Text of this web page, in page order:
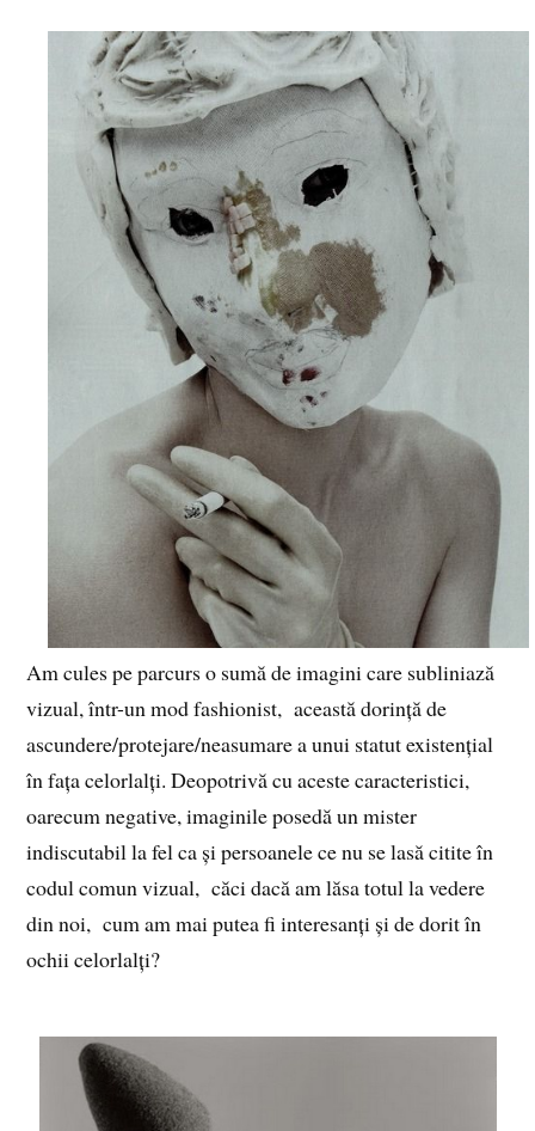
Am cules pe parcurs o sumă de imagini care subliniază
vizual, într-un mod fashionist, această dorință de
ascundere/protejare/neasumare a unui statut existențial
în fața celorlalți. Deopotrivă cu aceste caracteristici,
oarecum negative, imaginile posedă un mister
indiscutabil la fel ca și persoanele ce nu se lasă citite în
codul comun vizual, căci dacă am lăsa totul la vedere
din noi, cum am mai putea fi interesanți și de dorit în
ochii celorlalți?